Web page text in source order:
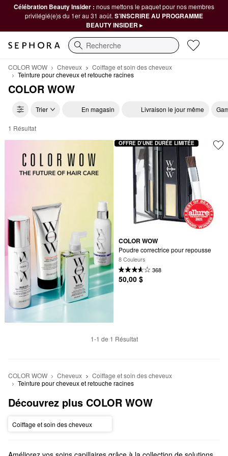
Célébration Beauty Insider : nous mettons le paquet pour nos membres
privilégié(e)s du 1er au 31 août. S’INSCRIRE AU PROGRAMME
BEAUTY INSIDER ▸
Recherche
COLOR WOW Cheveux
Coiffage et soin des cheveux
Teinture pour cheveux et retouche racines
COLOR WOW
Trier En magasin Livraison le jour même
COLOR WOW Teinture pour cheveux et retouche racines
1 Résultat
COLOR WOW
Poudre correctrice pour repousse
8 Couleurs
368
50,00 $
OFFRE D’UNE DURÉE LIMITÉE
1-1 de 1 Résultat
COLOR WOW Cheveux
Coiffage et soin des cheveux
Teinture pour cheveux et retouche racines
Découvrez plus COLOR WOW
Coiffage et soin des cheveux